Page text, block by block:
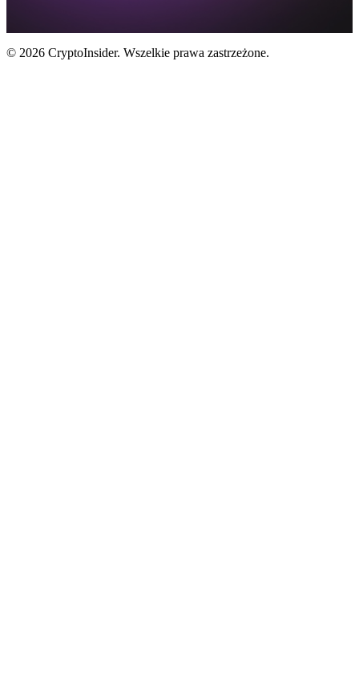
© 2026 CryptoInsider. Wszelkie prawa zastrzeżone.